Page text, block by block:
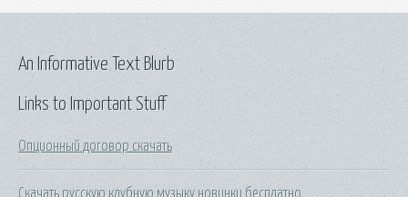
Links to Important Stuff
Опционный договор скачать
Скачать русскую клубную музыку новинки бесплатно
An Informative Text Blurb